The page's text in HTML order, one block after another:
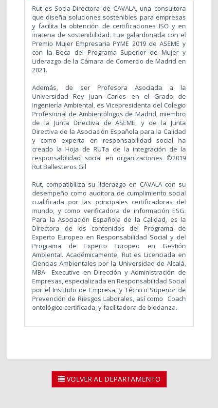
Rut es Socia-Directora de CAVALA, una consultora
que diseña soluciones sostenibles para empresas
y facilita la obtención de certificaciones ISO y en
materia de sostenibilidad. Fue galardonada con el
Premio Mujer Empresaria PYME 2019 de ASEME y
con la Beca del Programa Superior de Mujer y
Liderazgo de la Cámara de Comercio de Madrid en
2021.
Además, de ser Profesora Asociada a la
Universidad Rey Juan Carlos en el Grado de
Ingeniería Ambiental, es Vicepresidenta del Colegio
Profesional de Ambientólogos de Madrid, miembro
de la Junta Directiva de ASEME, y de la Junta
Directiva de la Asociación Española para la Calidad
y como experta en responsabilidad social ha
creado la Hoja de RUTa de la integración de la
responsabilidad social en organizaciones ©2019
Rut Ballesteros Gil
Rut, compatibiliza su liderazgo en CAVALA con su
desempeño como auditora de cumplimiento social
cualificada por las principales certificadoras del
mundo, y como verificadora de información ESG.
Para la Asociación Española de la Calidad, es la
Directora de los contenidos del Programa de
Experto Europeo en Responsabilidad Social y del
Programa de Experto Europeo en Gestión
Ambiental. Académicamente, Rut es Licenciada en
Ciencias Ambientales por la Universidad de Alcalá,
MBA Executive en Dirección y Administración de
Empresas, especializada en Responsabilidad Social
por el Instituto de Empresa, y Técnico Superior de
Prevención de Riesgos Laborales, así como Coach
ontológico certificada, y facilitadora de biodanza.
VOLVER AL DEPARTAMENTO